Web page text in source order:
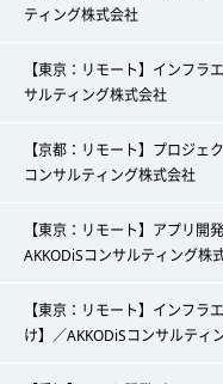
ティング株式会社
【東京：リモート】インフラ
サルティング株式会社
【京都：リモート】プロジェ
コンサルティング株式会社
【東京：リモート】アプリ
AKKODiSコンサルティング株
【東京：リモート】インフラ
け】／AKKODiSコンサルティ